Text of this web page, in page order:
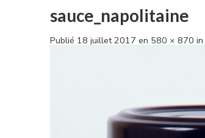
sauce_napolitaine
Publié 18 juillet 2017 en 580 × 870 in